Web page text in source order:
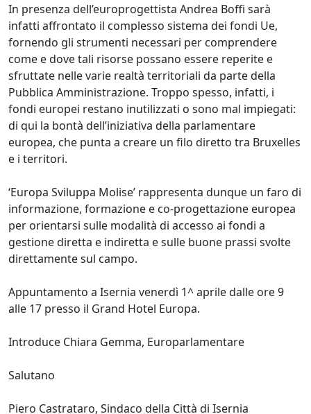
In presenza dell’europrogettista Andrea Boffi sarà
infatti affrontato il complesso sistema dei fondi Ue,
fornendo gli strumenti necessari per comprendere
come e dove tali risorse possano essere reperite e
sfruttate nelle varie realtà territoriali da parte della
Pubblica Amministrazione. Troppo spesso, infatti, i
fondi europei restano inutilizzati o sono mal impiegati:
di qui la bontà dell’iniziativa della parlamentare
europea, che punta a creare un filo diretto tra Bruxelles
e i territori.
‘Europa Sviluppa Molise’ rappresenta dunque un faro di
informazione, formazione e co-progettazione europea
per orientarsi sulle modalità di accesso ai fondi a
gestione diretta e indiretta e sulle buone prassi svolte
direttamente sul campo.
Appuntamento a Isernia venerdì 1^ aprile dalle ore 9
alle 17 presso il Grand Hotel Europa.
Introduce Chiara Gemma, Europarlamentare
Salutano
Piero Castrataro, Sindaco della Città di Isernia